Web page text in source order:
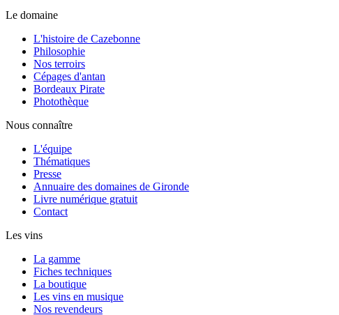
Le domaine
L'histoire de Cazebonne
Philosophie
Nos terroirs
Cépages d'antan
Bordeaux Pirate
Photothèque
Nous connaître
L'équipe
Thématiques
Presse
Annuaire des domaines de Gironde
Livre numérique gratuit
Contact
Les vins
La gamme
Fiches techniques
La boutique
Les vins en musique
Nos revendeurs